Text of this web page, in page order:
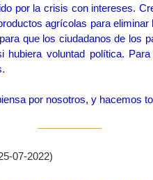
por la crisis con intereses.
agrícolas para
que los ciudadanos de los
voluntad política.
por nosotros, y hacemos
07-2022)